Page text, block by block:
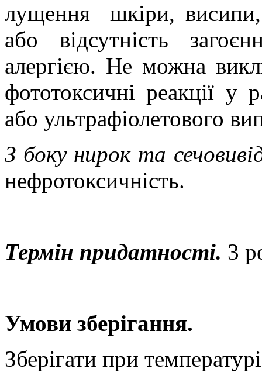
лущення
шкіри,
або відсутність
алергією. Не можна
фототоксичні реакції у
або ультрафіолетового
З боку нирок та
нефротоксичність.
Термін придатності. 3
Умови зберігання.
Зберігати при